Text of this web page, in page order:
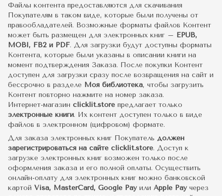
Файлы контента предоставляются для скачивания
Покупателям в таком виде, которые были получены от
правообладателей. Возможные форматы файлов Контент
может быть размещен для электронных книг – EPUB,
MOBI, FB2 и PDF. Для загрузки будут доступны форматы
Контента, которые были указаны в описании книги на
момент подтверждения Заказа. После покупки Контент
доступен для загрузки сразу после возвращения на сайт и
бессрочно в разделе Моя библиотека, чтобы загрузить
Контент повторно нажмите на номер заказа.
Интернет-магазин clicklit.store предлагает только
электронные книги. Их контент доступен только в виде
файлов в электронном (цифровом) формате.
Для заказа электронных книг Покупатель должен
зарегистрироваться на сайте clicklit.store. Доступ к
загрузке электронных книг возможен только после
оформления заказа и его полной оплаты. Осуществить
онлайн-оплату для электронных книг можно банковской
картой Visa, MasterCard, Google Pay или Apple Payчерез